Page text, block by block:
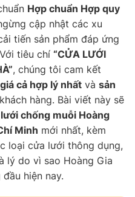
Hợp chuẩn Hợp quy
cập nhật các xu
tiến sản phẩm đáp ứng
tiêu chí “CỬA LƯỚI
, chúng tôi cam kết
giá cả hợp lý nhất và sản
hàng. Bài viết này sẽ
chống muỗi Hoàng
Minh mới nhất, kèm
loại cửa lưới thông dụng,
lý do vì sao Hoàng Gia
hiện nay.